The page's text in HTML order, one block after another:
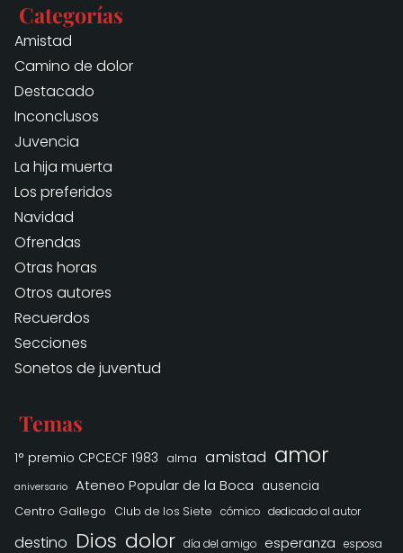
Categorías
Amistad
Camino de dolor
Destacado
Inconclusos
Juvencia
La hija muerta
Los preferidos
Navidad
Ofrendas
Otras horas
Otros autores
Recuerdos
Secciones
Sonetos de juventud
Temas
1° premio CPCECF 1983 alma amistad amor
aniversario Ateneo Popular de la Boca ausencia
Centro Gallego
Club de los Siete cómico dedicado al autor
destino Dios dolor día del amigo esperanza esposa